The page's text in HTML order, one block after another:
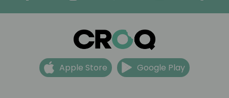
Apple Store Google Play